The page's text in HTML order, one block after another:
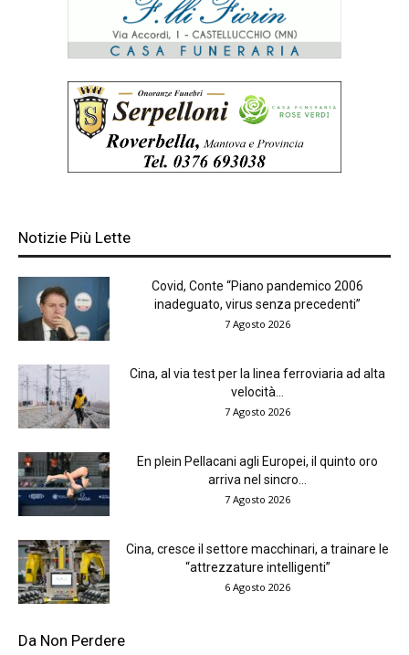
Notizie Più Lette
Covid, Conte “Piano pandemico 2006
inadeguato, virus senza precedenti”
7 Agosto 2026
Cina, al via test per la linea ferroviaria ad alta
velocità...
7 Agosto 2026
En plein Pellacani agli Europei, il quinto oro
arriva nel sincro...
7 Agosto 2026
Cina, cresce il settore macchinari, a trainare le
“attrezzature intelligenti”
6 Agosto 2026
Da Non Perdere